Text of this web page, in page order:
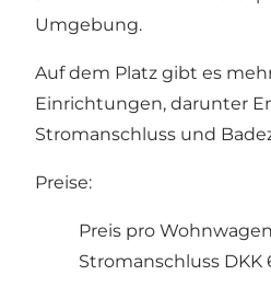
Umgebung.
Auf dem Platz gibt es
Einrichtungen, darunter
Stromanschluss und
Preise:
Preis pro
Stromanschluss DKK